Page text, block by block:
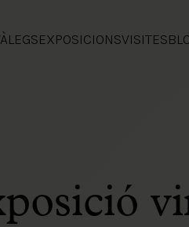
EXPOSICIONSVISITES